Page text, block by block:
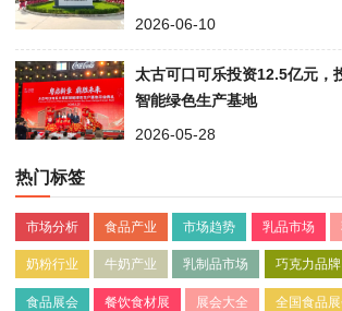
2026-06-10
太古可口可乐投资12.5亿元，
智能绿色生产基地
2026-05-28
热门标签
市场分析 食品产业 市场趋势 乳品市场
奶粉行业 牛奶产业 乳制品市场 巧克力品牌
食品展会 餐饮食材展 展会大全 全国食品